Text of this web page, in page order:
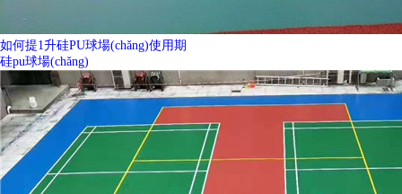
如何提1升硅PU球場(chǎng)使用期
硅pu球場(chǎng)